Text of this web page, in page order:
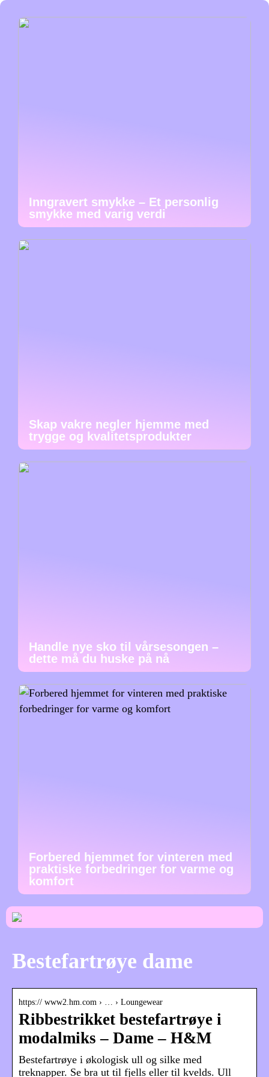
Inngravert smykke – Et personlig
smykke med varig verdi
Skap vakre negler hjemme med
trygge og kvalitetsprodukter
Handle nye sko til vårsesongen –
dette må du huske på nå
Forbered hjemmet for vinteren med
praktiske forbedringer for varme og
komfort
Bestefartrøye dame
https:// www2.hm.com › … › Loungewear
Ribbestrikket bestefartrøye i
modalmiks – Dame – H&M
Bestefartrøye i økologisk ull og silke med
treknapper. Se bra ut til fjells eller til kvelds. Ull